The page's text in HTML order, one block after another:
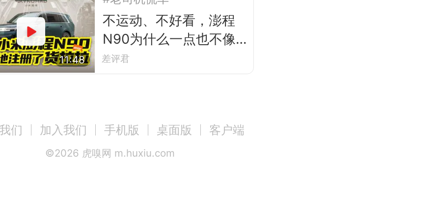
11:48
不运动、不好看，澎程
N90为什么一点也不像
小米？
差评君
们 加入我们 手机版 桌面版 客户端
©2026 虎嗅网 m.huxiu.com